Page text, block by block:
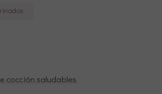
cocción saludables